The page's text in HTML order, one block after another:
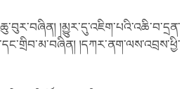
།མྱུར་དུ་འཇིག་པའི་འཆི་བ་དྲན་
།དཀར་ནག་ལས་འབྲས་ཕྱི་